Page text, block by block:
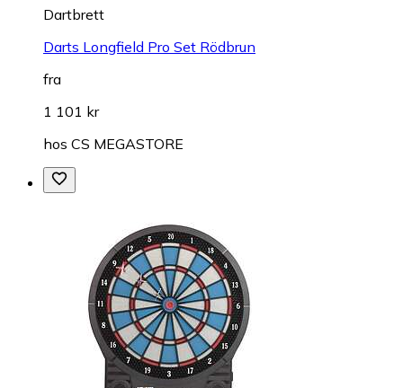
Dartbrett
Darts Longfield Pro Set Rödbrun
fra
1 101 kr
hos CS MEGASTORE